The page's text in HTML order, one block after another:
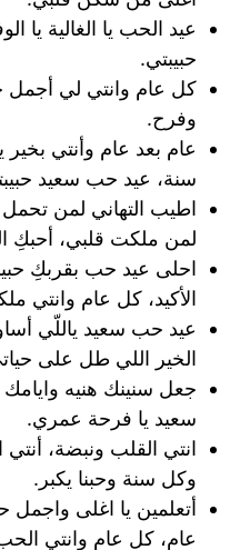
عيد الحب يا الغالية يا
حبيبتي.
كل عام وانتي لي أجمل
وفرح.
عام بعد عام وأنتي
سنة، عيد حب سعيد
اطيب التهاني لمن
لمن ملكت قلبي، أحبكِ
احلى عيد حب بقربكِ
الأكيد، كل عام وانتي
عيد حب سعيد ياللّي
الخير اللي طل على
جعل سنينك هنيه
سعيد يا فرحة عمري.
انتي القلب ونبضة،
وكل سنة وحبنا يكبر.
أتعلمين يا اغلى
عام، كل عام وانتي